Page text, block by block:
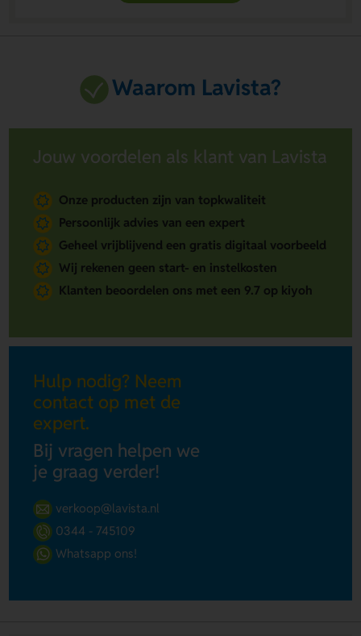
Waarom Lavista?
Jouw voordelen als klant van Lavista
Onze producten zijn van topkwaliteit
Persoonlijk advies van een expert
Geheel vrijblijvend een gratis digitaal voorbeeld
Wij rekenen geen start- en instelkosten
Klanten beoordelen ons met een 9.7 op kiyoh
Hulp nodig? Neem
contact op met de
expert.
Bij vragen helpen we
je graag verder!
verkoop@lavista.nl
0344 - 745109
Whatsapp ons!